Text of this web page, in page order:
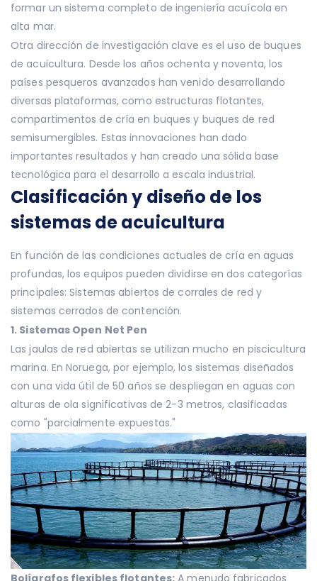
formar un sistema completo de ingeniería acuícola en
alta mar.
Otra dirección de investigación clave es el uso de buques
de acuicultura. Desde los años ochenta y noventa, los
países pesqueros avanzados han venido desarrollando
diversas plataformas, como estructuras flotantes,
compartimentos de cría en buques y buques de red
semisumergibles. Estas innovaciones han dado
importantes resultados y han creado una sólida base
tecnológica para el desarrollo a escala industrial.
Clasificación y diseño de los
sistemas de acuicultura
En función de las condiciones actuales de cría en aguas
profundas, los equipos pueden dividirse en dos categorías
principales: Sistemas abiertos de corrales de red y
sistemas cerrados de contención.
1. Sistemas Open Net Pen
Las jaulas de red abiertas se utilizan mucho en piscicultura
marina. En Noruega, por ejemplo, los sistemas diseñados
con una vida útil de 50 años se despliegan en aguas con
alturas de ola significativas de 2-3 metros, clasificadas
como "parcialmente expuestas."
Bolígrafos flexibles flotantes: A menudo fabricados